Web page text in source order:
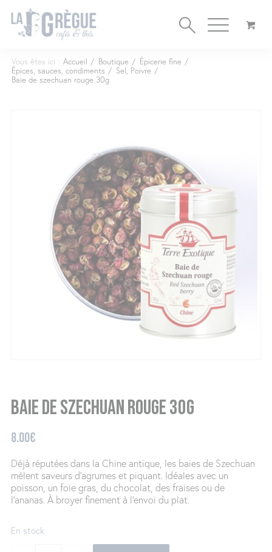
Vous êtes ici : Accueil / Boutique / Épicerie fine /
Épices, sauces, condiments / Sel, Poivre /
Baie de szechuan rouge 30g
Baie de szechuan rouge 30g
8.00€
Déjà réputées dans la Chine antique, les baies de Szechuan
mêlent saveurs d’agrumes et piquant. Idéales avec un
poisson, un foie gras, du chocolat, des fraises ou de
l’ananas. À broyer finement à l’envoi du plat.
En stock